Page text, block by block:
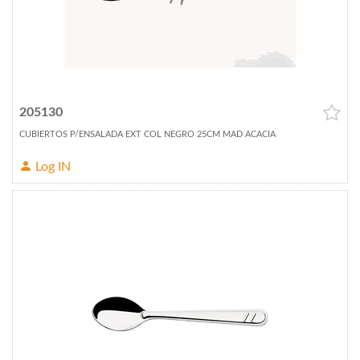
205130
CUBIERTOS P/ENSALADA EXT COL NEGRO 25CM MAD ACACIA
Log IN